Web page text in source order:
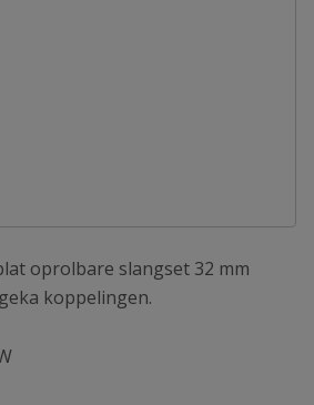
oprolbare slangset 32 mm
koppelingen.